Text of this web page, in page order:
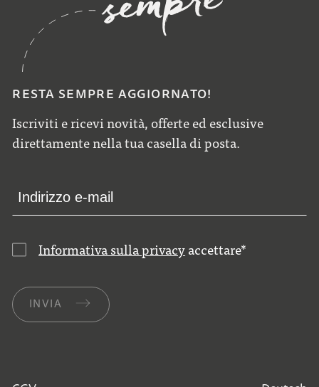
RESTA SEMPRE AGGIORNATO!
Iscriviti e ricevi novità, offerte ed esclusive
direttamente nella tua casella di posta.
Informativa sulla privacy accettare*
INVIA